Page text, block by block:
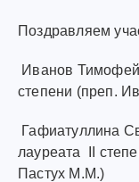
Поздравляем
Иванов Тимофей
степени (преп.
Гафиатуллина
лауреата II
Пастух М.М.)